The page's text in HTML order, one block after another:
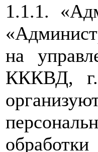
1.1.1.
на
КККВД,